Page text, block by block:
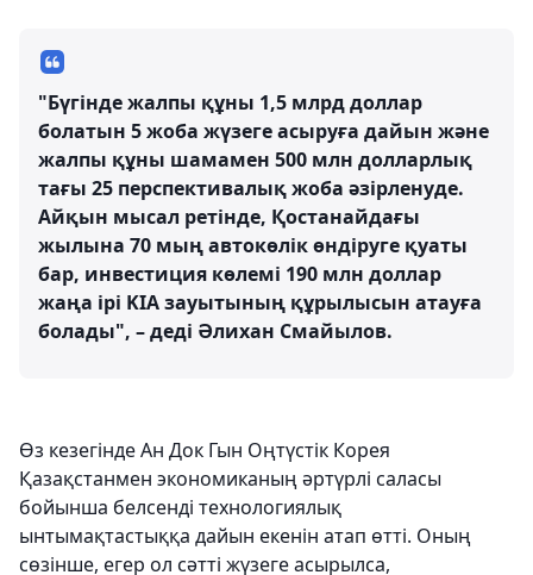
"Бүгінде жалпы құны 1,5 млрд доллар
болатын 5 жоба жүзеге асыруға дайын және
жалпы құны шамамен 500 млн долларлық
тағы 25 перспективалық жоба әзірленуде.
Айқын мысал ретінде, Қостанайдағы
жылына 70 мың автокөлік өндіруге қуаты
бар, инвестиция көлемі 190 млн доллар
жаңа ірі KIA зауытының құрылысын атауға
болады", – деді Әлихан Смайылов.
Өз кезегінде Ан Док Гын Оңтүстік Корея
Қазақстанмен экономиканың әртүрлі саласы
бойынша белсенді технологиялық
ынтымақтастыққа дайын екенін атап өтті. Оның
сөзінше, егер ол сәтті жүзеге асырылса,